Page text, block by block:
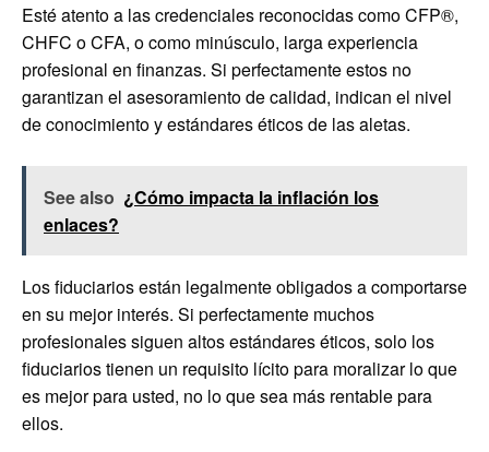
Esté atento a las credenciales reconocidas como CFP®,
CHFC o CFA, o como minúsculo, larga experiencia
profesional en finanzas. Si perfectamente estos no
garantizan el asesoramiento de calidad, indican el nivel
de conocimiento y estándares éticos de las aletas.
See also ¿Cómo impacta la inflación los
enlaces?
Los fiduciarios están legalmente obligados a comportarse
en su mejor interés. Si perfectamente muchos
profesionales siguen altos estándares éticos, solo los
fiduciarios tienen un requisito lícito para moralizar lo que
es mejor para usted, no lo que sea más rentable para
ellos.